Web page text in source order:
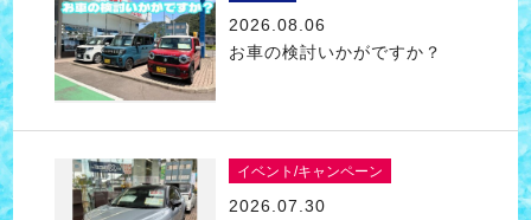
2026.08.06
お車の検討いかがですか？
イベント/キャンペーン
2026.07.30